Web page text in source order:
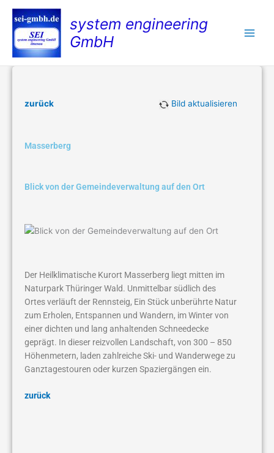
Inhalt
springen
system engineering
GmbH
zurück Bild aktualisieren
Masserberg
Blick von der Gemeindeverwaltung auf den Ort
Der Heilklimatische Kurort Masserberg liegt mitten im
Naturpark Thüringer Wald. Unmittelbar südlich des
Ortes verläuft der Rennsteig, Ein Stück unberührte Natur
zum Erholen, Entspannen und Wandern, im Winter von
einer dichten und lang anhaltenden Schneedecke
geprägt. In dieser reizvollen Landschaft, von 300 – 850
Höhenmetern, laden zahlreiche Ski- und Wanderwege zu
Ganztagestouren oder kurzen Spaziergängen ein.
zurück